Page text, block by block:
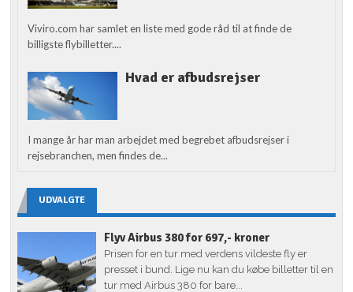
Viviro.com har samlet en liste med gode råd til at finde de
billigste flybilletter....
Hvad er afbudsrejser
I mange år har man arbejdet med begrebet afbudsrejser i
rejsebranchen, men findes de...
UDVALGTE
Flyv Airbus 380 for 697,- kroner
Prisen for en tur med verdens vildeste fly er
presset i bund. Lige nu kan du købe billetter til en
tur med Airbus 380 for bare...